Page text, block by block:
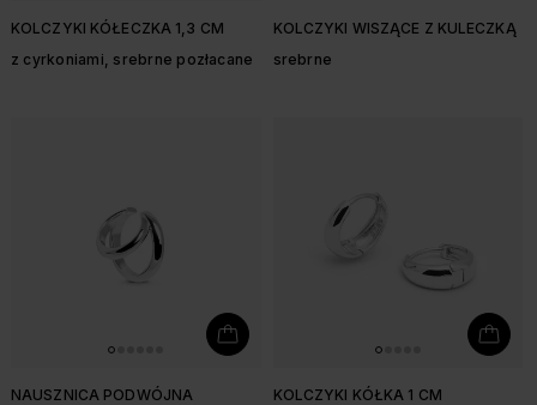
KOLCZYKI KÓŁECZKA 1,3 CM
z cyrkoniami, srebrne pozłacane
KOLCZYKI WISZĄCE Z KULECZKĄ
srebrne
NAUSZNICA PODWÓJNA
KOLCZYKI KÓŁKA 1 CM